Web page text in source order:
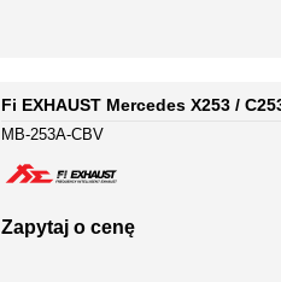
Fi EXHAUST Mercedes X253 /
MB-253A-CBV
Zapytaj o cenę